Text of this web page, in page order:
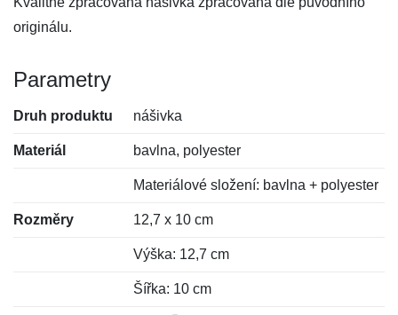
originálu.
Parametry
Druh produktu nášivka
Materiál bavlna, polyester
Materiálové složení: bavlna + polyester
Rozměry 12,7 x 10 cm
Výška: 12,7 cm
Šířka: 10 cm